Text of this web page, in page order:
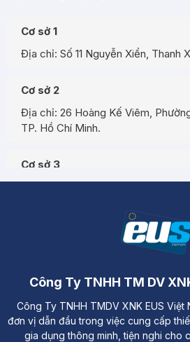
Cơ sở 1
Địa chỉ: Số 11 Nguyễn Xiển, Thanh
Cơ sở 2
Địa chỉ: 26 Hoàng Kế Viêm, Phường
TP. Hồ Chí Minh.
Cơ sở 3
Công Ty TNHH TM DV
Công Ty TNHH TMDV XNK EUS Việt
đơn vị dẫn đầu trong việc cung cấp
gia dụng thông minh, tiện nghi cho